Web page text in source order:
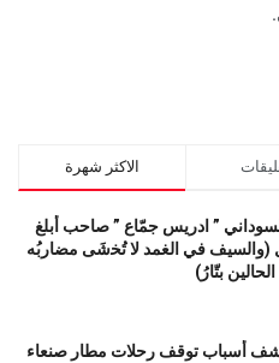
الاكثر شهرة
” ادريس جمّاع ” صاحب أبلغ
(وﺍﻟﺴﻴﻒ ﻓﻲ الغمد ﻻ ﺗُﺨشَى مضاربُه
ﺑﺘّﺎﺭُ)
أسباب توقف رحلات مطار صنعاء